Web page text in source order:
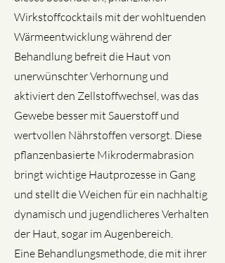
Wirkstoffcocktails mit der wohltuenden
Wärmeentwicklung während der
Behandlung befreit die Haut von
unerwünschter Verhornung und
aktiviert den Zellstoffwechsel, was das
Gewebe besser mit Sauerstoff und
wertvollen Nährstoffen versorgt. Diese
pflanzenbasierte Mikrodermabrasion
bringt wichtige Hautprozesse in Gang
und stellt die Weichen für ein nachhaltig
dynamisch und jugendlicheres Verhalten
der Haut, sogar im Augenbereich.
Eine Behandlungsmethode, die mit ihrer